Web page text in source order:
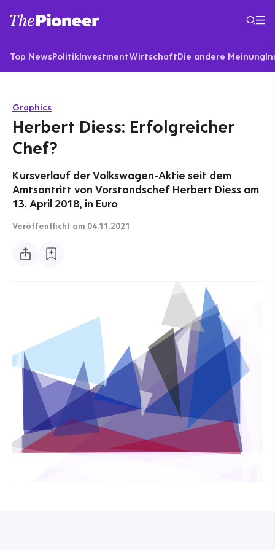
Top NewsPolitikInvestmentWirtschaftDie andere Meinung
Graphics
Herbert Diess: Erfolgreicher
Chef?
Kursverlauf der Volkswagen-Aktie seit dem
Amtsantritt von Vorstandschef Herbert Diess am
13. April 2018, in Euro
Veröffentlicht am 04.11.2021